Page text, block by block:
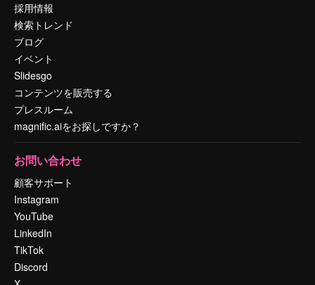
採用情報
検索トレンド
ブログ
イベント
Slidesgo
コンテンツを販売する
プレスルーム
magnific.aiをお探しですか？
お問い合わせ
顧客サポート
Instagram
YouTube
LinkedIn
TikTok
Discord